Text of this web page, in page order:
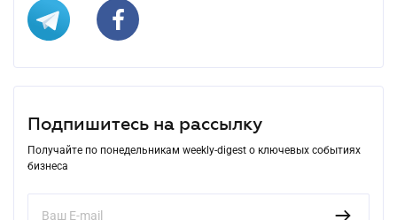
Подпишитесь на рассылку
Получайте по понедельникам weekly-digest о ключевых событиях
бизнеса